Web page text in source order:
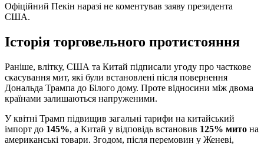
Офіційний Пекін наразі не коментував заяву президента
США.
Історія торговельного протистояння
Раніше, влітку, США та Китай підписали угоду про часткове
скасування мит, які були встановлені після повернення
Дональда Трампа до Білого дому. Проте відносини між двома
країнами залишаються напруженими.
У квітні Трамп підвищив загальні тарифи на китайський
імпорт до 145%, а Китай у відповідь встановив 125% мито на
американські товари. Згодом, після перемовин у Женеві,